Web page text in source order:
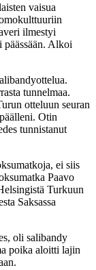
vaisua
ilmestyi
Alkoi
tunnelmaa.
otteluun seuran
Otin
tunnistanut
ei siis
Paavo
Turkuun
Saksassa
oli salibandy
poika aloitti lajin